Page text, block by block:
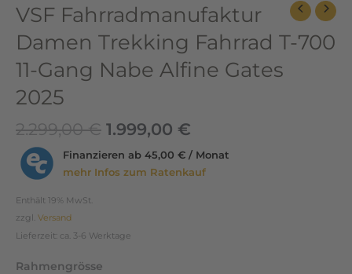
VSF Fahrradmanufaktur
Damen Trekking Fahrrad T-700
11-Gang Nabe Alfine Gates
2025
2.299,00€ 1.999,00 €
Finanzieren ab 45,00 € / Monat
mehr Infos zum Ratenkauf
Enthält 19% MwSt.
zzgl. Versand
Lieferzeit: ca. 3-6 Werktage
Rahmengrösse